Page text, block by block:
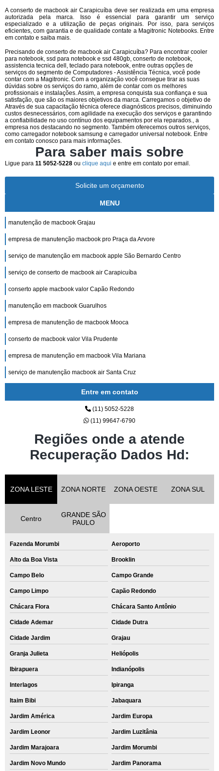
A conserto de macbook air Carapicuíba deve ser realizada em uma empresa
autorizada pela marca. Isso é essencial para garantir um serviço
especializado e a utilização de peças originais. Por isso, para serviços
eficientes, com garantia e de qualidade contate a Magitronic Notebooks. Entre
em contato e saiba mais.
Precisando de conserto de macbook air Carapicuíba? Para encontrar cooler
para notebook, ssd para notebook e ssd 480gb, conserto de notebook,
assistencia tecnica dell, teclado para notebook, entre outras opções de
serviços do segmento de Computadores - Assistência Técnica, você pode
contar com a Magitronic. Com a organização você consegue tirar as suas
dúvidas sobre os serviços do ramo, além de contar com os melhores
profissionais e instalações. Assim, a empresa conquista sua confiança e sua
satisfação, que são os maiores objetivos da marca. Carregamos o objetivo de
Através de sua capacitação técnica oferece diagnósticos precisos, diminuindo
custos desnecessários, com agilidade na execução dos serviços e garantindo
a confiabilidade no uso contínuo dos equipamentos por ela reparados., a
empresa nos destacando no segmento. Também oferecemos outros serviços,
como carregador notebook samsung e carregador universal notebook. Entre
em contato conosco para mais informações.
Para saber mais sobre
Ligue para 11 5052-5228 ou clique aqui e entre em contato por email.
Solicite um orçamento
MENU
manutenção de macbook Grajau
empresa de manutenção macbook pro Praça da Arvore
serviço de manutenção em macbook apple São Bernardo Centro
serviço de conserto de macbook air Carapicuíba
conserto apple macbook valor Capão Redondo
manutenção em macbook Guarulhos
empresa de manutenção de macbook Mooca
conserto de macbook valor Vila Prudente
empresa de manutenção em macbook Vila Mariana
serviço de manutenção macbook air Santa Cruz
Entre em contato
(11) 5052-5228
(11) 99647-6790
Regiões onde a atende
Recuperação Dados Hd:
ZONA LESTE ZONA NORTE ZONA OESTE ZONA SUL
Centro
GRANDE SÃO
PAULO
Fazenda Morumbi Aeroporto
Alto da Boa Vista Brooklin
Campo Belo Campo Grande
Campo Limpo Capão Redondo
Chácara Flora Chácara Santo Antônio
Cidade Ademar Cidade Dutra
Cidade Jardim Grajau
Granja Julieta Heliópolis
Ibirapuera Indianópolis
Interlagos Ipiranga
Itaim Bibi Jabaquara
Jardim América Jardim Europa
Jardim Leonor Jardim Luzitânia
Jardim Marajoara Jardim Morumbi
Jardim Novo Mundo Jardim Panorama